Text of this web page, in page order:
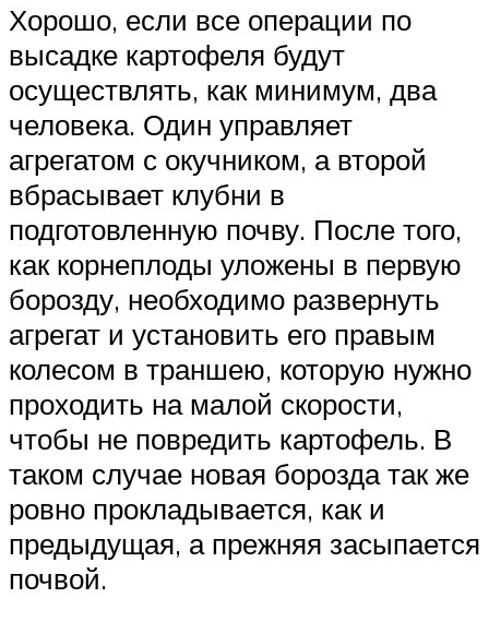
Хорошо, если все операции по
высадке картофеля будут
осуществлять, как минимум, два
человека. Один управляет
агрегатом с окучником, а второй
вбрасывает клубни в
подготовленную почву. После того,
как корнеплоды уложены в первую
борозду, необходимо развернуть
агрегат и установить его правым
колесом в траншею, которую нужно
проходить на малой скорости,
чтобы не повредить картофель. В
таком случае новая борозда так же
ровно прокладывается, как и
предыдущая, а прежняя засыпается
почвой.